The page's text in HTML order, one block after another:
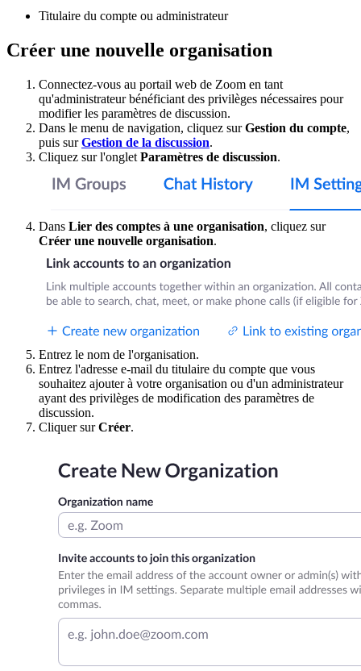
Titulaire du compte ou administrateur
Créer une nouvelle organisation
Connectez-vous au portail web de Zoom en tant
qu'administrateur bénéficiant des privilèges nécessaires pour
modifier les paramètres de discussion.
Dans le menu de navigation, cliquez surGestion du compte,
puis surGestion de la discussion.
Cliquez sur l'onglet Paramètres de discussion.
Dans Lier des comptes à une organisation, cliquez sur
Créer une nouvelle organisation.
Entrez le nom de l'organisation.
Entrez l'adresse e-mail du titulaire du compte que vous
souhaitez ajouter à votre organisation ou d'un administrateur
ayant des privilèges de modification des paramètres de
discussion.
Cliquer surCréer.